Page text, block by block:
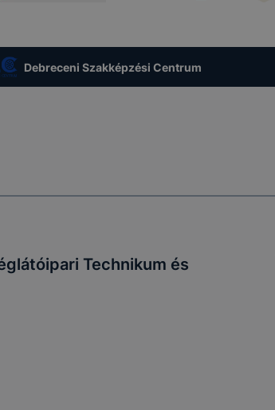
Debreceni Szakképzési Centrum
Technikum és